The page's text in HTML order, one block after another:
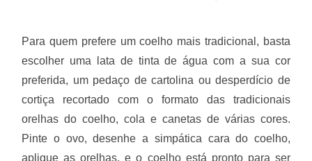
Para quem prefere um coelho mais tradicional, basta
escolher uma lata de tinta de água com a sua cor
preferida, um pedaço de cartolina ou desperdício de
cortiça recortado com o formato das tradicionais
orelhas do coelho, cola e canetas de várias cores.
Pinte o ovo, desenhe a simpática cara do coelho,
aplique as orelhas, e o coelho está pronto para ser